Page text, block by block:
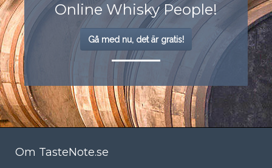
Online Whisky People!
Gå med nu, det är gratis!
Om TasteNote.se